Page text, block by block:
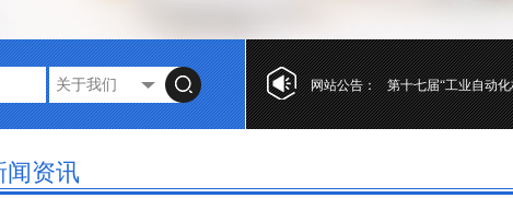
网站公告：
第十七届“工业自动
复式水表的特点及工
光电直读水表设计及
复式水表的特点及工
闻资讯